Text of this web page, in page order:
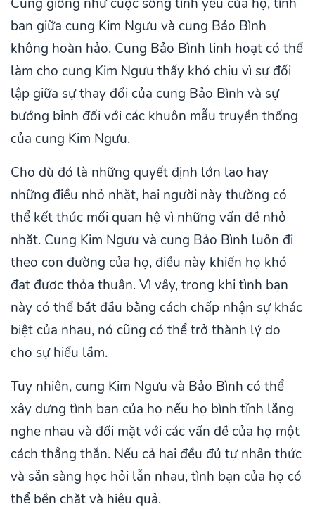
bạn giữa cung Kim Ngưu và cung Bảo Bình
không hoàn hảo. Cung Bảo Bình linh hoạt có thể
làm cho cung Kim Ngưu thấy khó chịu vì sự đối
lập giữa sự thay đổi của cung Bảo Bình và sự
bướng bỉnh đối với các khuôn mẫu truyền thống
của cung Kim Ngưu.
Cho dù đó là những quyết định lớn lao hay
những điều nhỏ nhặt, hai người này thường có
thể kết thúc mối quan hệ vì những vấn đề nhỏ
nhặt. Cung Kim Ngưu và cung Bảo Bình luôn đi
theo con đường của họ, điều này khiến họ khó
đạt được thỏa thuận. Vì vậy, trong khi tình bạn
này có thể bắt đầu bằng cách chấp nhận sự khác
biệt của nhau, nó cũng có thể trở thành lý do
cho sự hiểu lầm.
Tuy nhiên, cung Kim Ngưu và Bảo Bình có thể
xây dựng tình bạn của họ nếu họ bình tĩnh lắng
nghe nhau và đối mặt với các vấn đề của họ một
cách thẳng thắn. Nếu cả hai đều đủ tự nhận thức
và sẵn sàng học hỏi lẫn nhau, tình bạn của họ có
thể bền chặt và hiệu quả.